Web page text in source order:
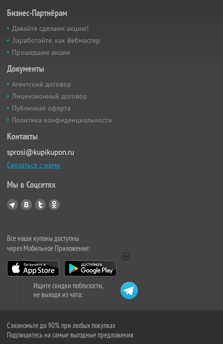
Бизнес-Партнёрам
Давайте сделаем акцию!
Заработайте, как Вебмастер
Прошедшие акции
Документы
Агентский договор
Лицензионный договор
Публичная оферта
Политика конфиденциальности
Контакты
sprosi@kupikupon.ru
Связаться с нами
Мы в Соцсетях
Все наши купоны доступны
через Мобильное Приложение:
Ищите скидки поблизости,
не выходя из чата:
Сэкономьте до 90% при любых покупках
Подпишитесь на самые выгодные предложения